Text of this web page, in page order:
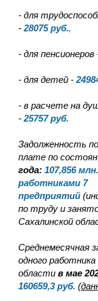
- для
- 28075руб.,
- для пенсионеров
- для детей -
- в расчете на
- 25757 руб.
Задолженность
плате по
года: 107,856
работниками 7
предприятий
по труду и
Сахалинской
Среднемесячная
одного
области в мае
160659,3 руб.